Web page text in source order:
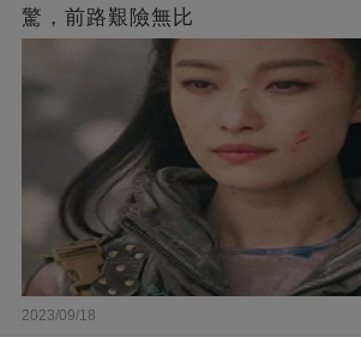
驚，前路艱險無比
2023/09/18